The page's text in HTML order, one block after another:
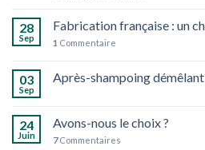
pour
des
fin
d’année
plus
28
Sep
Fabrication française : un
1 Commentaire
03
Sep
Après-shampoing démêlant
24
Juin
Avons-nous le choix ?
7Commentaires